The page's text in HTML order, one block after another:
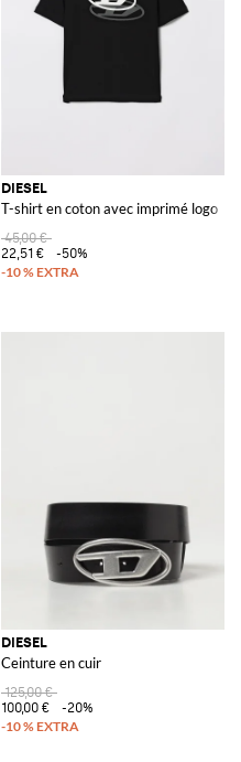
DIESEL
T-shirt en coton avec imprimé logo
45,00 €
22,51 €
-50%
DIESEL
Ceinture en cuir
125,00 €
100,00 €
-20%